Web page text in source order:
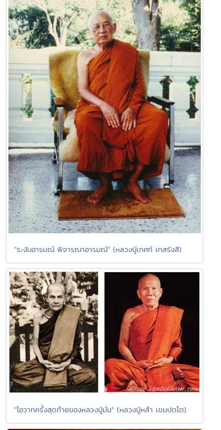
"ระงับอารมณ์ พิจารณาอารมณ์" (หลวงปู่เทศก์ เทสรังสี)
"โอวาทครั้งสุดท้ายของหลวงปู่มั่น" (หลวงปู่หล้า เขมปตฺโต)